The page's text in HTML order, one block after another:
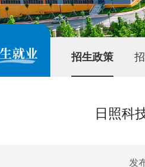
就业 招生政策
日照科
发